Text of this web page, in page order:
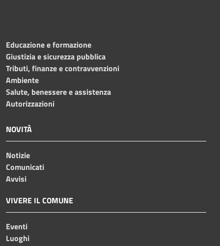
Educazione e formazione
Giustizia e sicurezza pubblica
Tributi, finanze e contravvenzioni
Ambiente
Salute, benessere e assistenza
Autorizzazioni
NOVITÀ
Notizie
Comunicati
Avvisi
VIVERE IL COMUNE
Eventi
Luoghi